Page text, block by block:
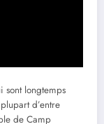
sont longtemps
d’entre
de Camp